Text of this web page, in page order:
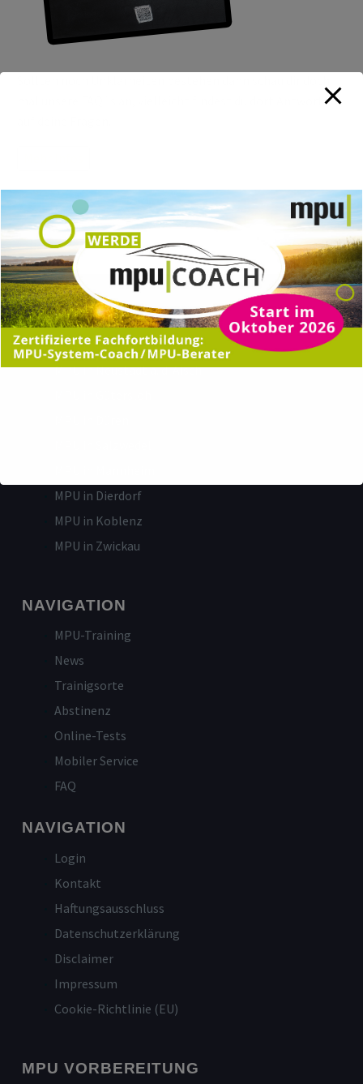
mal unsere FAQ´s an, vielleicht findest du dort Antworten
TRAININGSORTE
MPU in Nürnberg
MPU in Neustadt a. d. Aisch
MPU in Dierdorf
MPU in Koblenz
MPU in Zwickau
NAVIGATION
MPU-Training
News
Trainigsorte
Abstinenz
Online-Tests
Mobiler Service
FAQ
NAVIGATION
Login
Kontakt
Haftungsausschluss
Datenschutzerklärung
Disclaimer
Impressum
Cookie-Richtlinie (EU)
MPU VORBEREITUNG